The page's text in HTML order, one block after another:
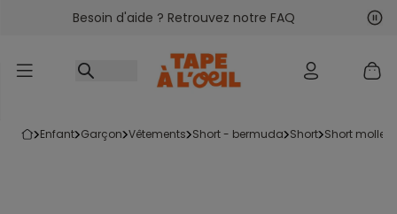
Accéder au contenu
Besoin d'aide ? Retrouvez notre FAQ
enfant garçon vêtements short - bermuda short short